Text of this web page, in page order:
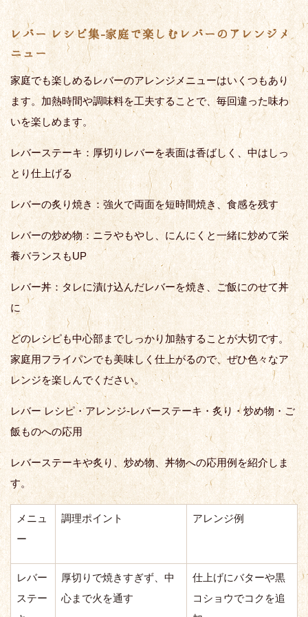
レバー レシピ集-家庭で楽しむレバーのアレンジメ
ニュー
家庭でも楽しめるレバーのアレンジメニューはいくつもあり
ます。加熱時間や調味料を工夫することで、毎回違った味わ
いを楽しめます。
レバーステーキ：厚切りレバーを表面は香ばしく、中はしっ
とり仕上げる
レバーの炙り焼き：強火で両面を短時間焼き、食感を残す
レバーの炒め物：ニラやもやし、にんにくと一緒に炒めて栄
養バランスもUP
レバー丼：タレに漬け込んだレバーを焼き、ご飯にのせて丼
に
どのレシピも中心部までしっかり加熱することが大切です。
家庭用フライパンでも美味しく仕上がるので、ぜひ色々なア
レンジを楽しんでください。
レバー レシピ・アレンジ-レバーステーキ・炙り・炒め物・ご
飯ものへの応用
レバーステーキや炙り、炒め物、丼物への応用例を紹介しま
す。
メニュ
ー
調理ポイント アレンジ例
レバー
ステー
厚切りで焼きすぎず、中
心まで火を通す
仕上げにバターや黒
コショウでコクを追